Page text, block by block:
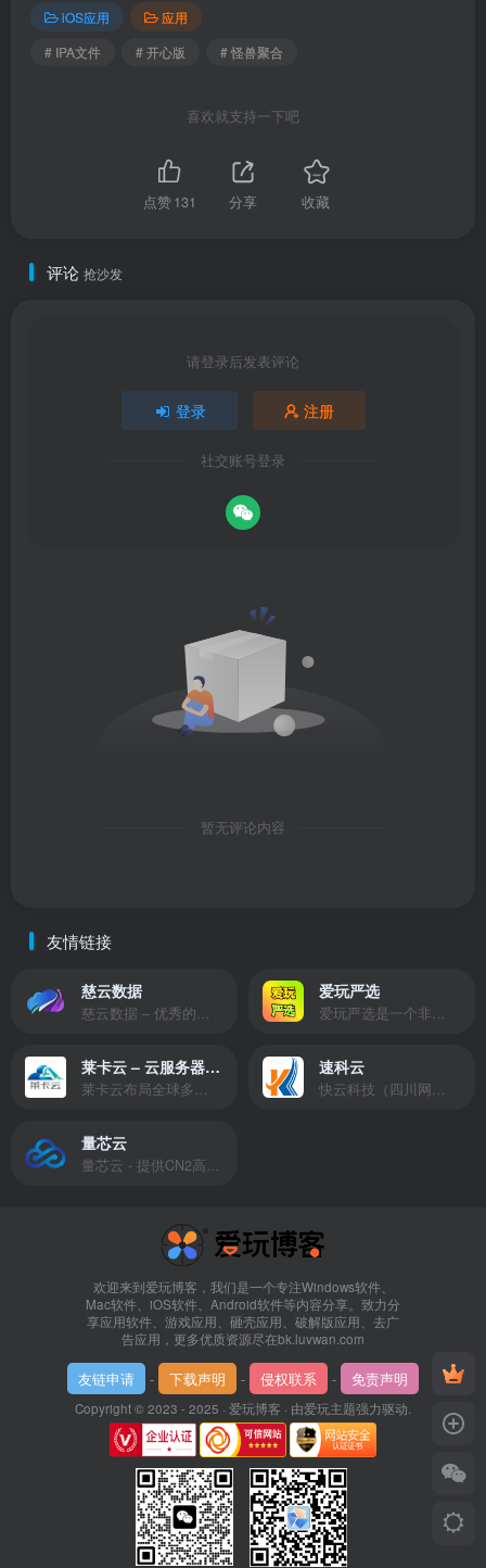
iOS应用
应用
# IPA文件
# 开心版 # 怪兽聚合
喜欢就支持一下吧
点赞131 分享 收藏
评论 抢沙发
请登录后发表评论
登录 注册
社交账号登录
暂无评论内容
友情链接
慈云数据
慈云数据 – 优秀的云服务器服务商，提供最具有性价比的产品。慈云数据是开发者必不可少的良心云
爱玩严选
爱玩严选是一个非常有保障且性价比极高的虚拟商城，包括但不限于苹果证书、技术指导、会员充值等多种虚拟服务！
莱卡云 – 云服务器提供商
莱卡云布局全球多个地理区域。提供服务有：境外云服务器、国内云服务器、独立服务器、服务器托管、CDN、SSL证书、游戏服务器等业务。
速科云
快云科技（四川网联快云科技有限公司）成立于2021年，主营互联网业务平台服务提供商。公司专注为用户提供低价高性能云计算产品，致力于云计算应用的易用性开发，并引导云计算在国内普及
量芯云
量芯云 - 提供CN2高速香港美国云服务器&专业高防服务器租用等云服务器供应商
欢迎来到爱玩博客，我们是一个专注Windows软件、
Mac软件、iOS软件、Android软件等内容分享。致力分
享应用软件、游戏应用、砸壳应用、破解版应用、去广
告应用，更多优质资源尽在bk.luvwan.com
友链申请 - 下载声明 - 侵权联系 - 免责声明
Copyright © 2023 - 2025 · 爱玩博客 · 由爱玩主题强力驱动.